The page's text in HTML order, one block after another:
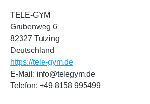
TELE-GYM
Grubenweg 6
82327 Tutzing
Deutschland
https://tele-gym.de
E-Mail: info@telegym.de
Telefon: +49 8158 995499